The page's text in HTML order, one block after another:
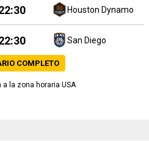
Houston Dynamo
San Diego
COMPLETO
la zona horaria USA